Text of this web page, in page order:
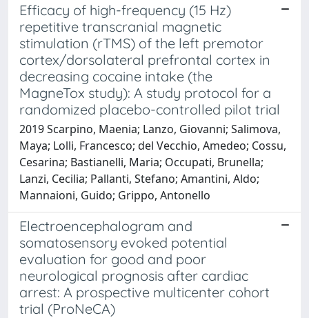
Efficacy of high-frequency (15 Hz)
repetitive transcranial magnetic
stimulation (rTMS) of the left premotor
cortex/dorsolateral prefrontal cortex in
decreasing cocaine intake (the
MagneTox study): A study protocol for a
randomized placebo-controlled pilot trial
2019 Scarpino, Maenia; Lanzo, Giovanni; Salimova,
Maya; Lolli, Francesco; del Vecchio, Amedeo; Cossu,
Cesarina; Bastianelli, Maria; Occupati, Brunella;
Lanzi, Cecilia; Pallanti, Stefano; Amantini, Aldo;
Mannaioni, Guido; Grippo, Antonello
Electroencephalogram and
somatosensory evoked potential
evaluation for good and poor
neurological prognosis after cardiac
arrest: A prospective multicenter cohort
trial (ProNeCA)